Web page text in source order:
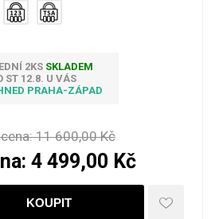
2KS SKLADEM
ST 12.8. U VÁS
PRAHA-ZÁPAD
11 600,00 Kč
4 499,00 Kč